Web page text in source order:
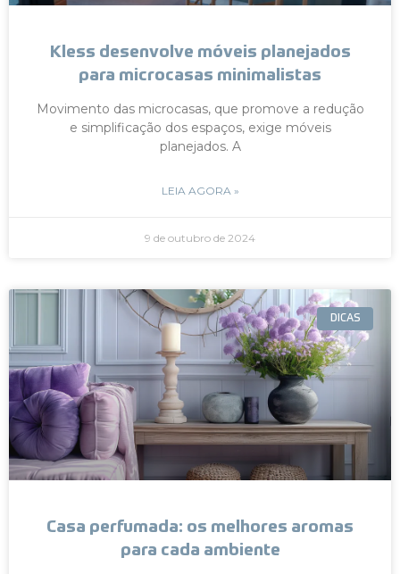
Kless desenvolve móveis planejados
para microcasas minimalistas
Movimento das microcasas, que promove a redução
e simplificação dos espaços, exige móveis
planejados. A
LEIA AGORA »
9 de outubro de 2024
DICAS
Casa perfumada: os melhores aromas
para cada ambiente